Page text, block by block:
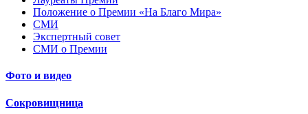
Положение о Премии «На Благо Мира»
СМИ
Экспертный совет
СМИ о Премии
Фото и видео
Сокровищница